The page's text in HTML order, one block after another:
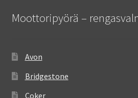
Moottoripyörä –
Avon
Bridgestone
Coker